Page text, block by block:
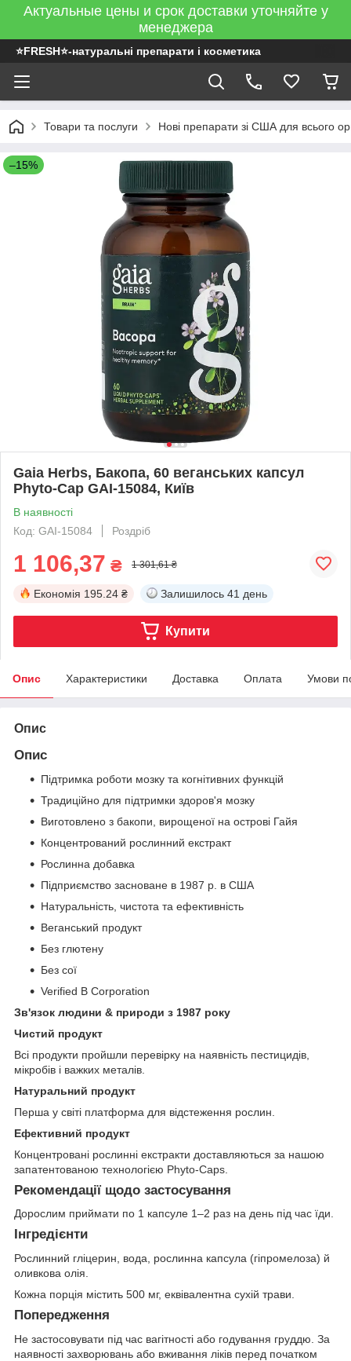
Актуальные цены и срок доставки уточняйте у
менеджера
⭐FRESH⭐-натуральні препарати і косметика
Товари та послуги Нові препарати зі США для всього
–15%
Gaia Herbs, Бакопа, 60 веганських капсул
Phyto-Cap GAI-15084, Київ
В наявності
Код: GAI-15084
Роздріб
1 106,37 ₴ 1 301,61 ₴
Економія 195.24 ₴ Залишилось 41 день
Купити
Опис Характеристики Доставка Оплата Умови
Опис
Опис
Підтримка роботи мозку та когнітивних функцій
Традиційно для підтримки здоров'я мозку
Виготовлено з бакопи, вирощеної на острові Гайя
Концентрований рослинний екстракт
Рослинна добавка
Підприємство засноване в 1987 р. в США
Натуральність, чистота та ефективність
Веганський продукт
Без глютену
Без сої
Verified B Corporation
Зв'язок людини & природи з 1987 року
Чистий продукт
Всі продукти пройшли перевірку на наявність пестицидів,
мікробів і важких металів.
Натуральний продукт
Перша у світі платформа для відстеження рослин.
Ефективний продукт
Концентровані рослинні екстракти доставляються за нашою
запатентованою технологією Phyto-Caps.
Рекомендації щодо застосування
Дорослим приймати по 1 капсуле 1–2 раз на день під час їди.
Інгредієнти
Рослинний гліцерин, вода, рослинна капсула (гіпромелоза) й
оливкова олія.
Кожна порція містить 500 мг, еквівалентна сухій трави.
Попередження
Не застосовувати під час вагітності або годування груддю. За
наявності захворювань або вживання ліків перед початком